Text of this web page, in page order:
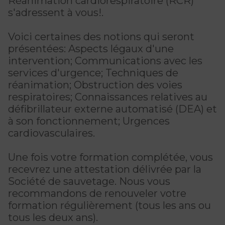
pour enfants
Inscriptions générales : 19 août
DEVENIR MEMBRE
Abonnement
ACTIVITÉS PHYSIQUES
Gym
Cours de groupe
L'histoire de Kanawana
LES PROGRAMMES
Trouver un camp de vacances
FORFAITS FAMILLE, ÉCOLE ET ENTREPRISE
Hébergement et location d'équipements
Inscriptions prioritaires : 17 août |
INTERVENTION ET PRÉVENTION
Prévention des dépendances
PERSÉVÉRANCE SCOLAIRE
Passeport pour ma réussite
Soutien aux familles
Prévention du décrochage scolaire
CERTIFICATIONS PHYSIQUES
Entraînement de groupe
Entraînement pour aîné.e.s
Aquaforme
Formation continue
QUALIFICATIONS AQUATIQUES ET SECOURISME
Sauvetage
Secourisme et RCR
RÉINTÉGRATION COMMUNAUTAIRE
Réinsertion sociale
Travaux compensatoires
Aide à l'emploi
Travail alternatif journalier
Voir tout
TRAVAIL DE RUE ET DE MILIEU
Dans la rue
À YUL Montréal-Trudeau
s'adressent à vous!.
Voici certaines des notions qui seront
présentées: Aspects légaux d'une
intervention; Communications avec les
services d'urgence; Techniques de
réanimation; Obstruction des voies
respiratoires; Connaissances relatives au
défibrillateur externe automatisé (DEA) et
à son fonctionnement; Urgences
cardiovasculaires.
Une fois votre formation complétée, vous
recevrez une attestation délivrée par la
Société de sauvetage. Nous vous
recommandons de renouveler votre
formation régulièrement (tous les ans ou
tous les deux ans).